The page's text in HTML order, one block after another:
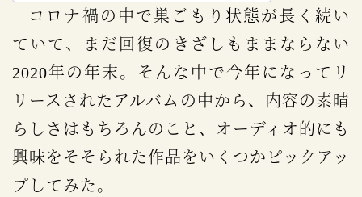
コロナ禍の中で巣ごもり状態が長く続い
ていて、まだ回復のきざしもままならない
2020年の年末。そんな中で今年になってリ
リースされたアルバムの中から、内容の素晴
らしさはもちろんのこと、オーディオ的にも
興味をそそられた作品をいくつかピックアッ
プしてみた。